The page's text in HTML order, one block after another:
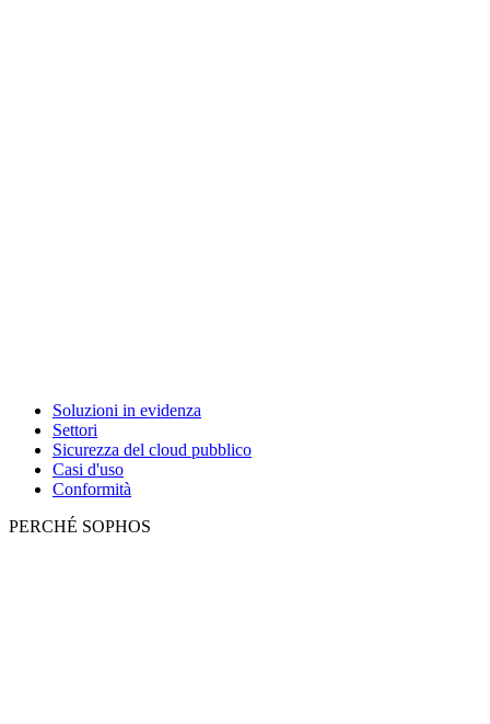
Soluzioni in evidenza
Settori
Sicurezza del cloud pubblico
Casi d'uso
Conformità
PERCHÉ SOPHOS